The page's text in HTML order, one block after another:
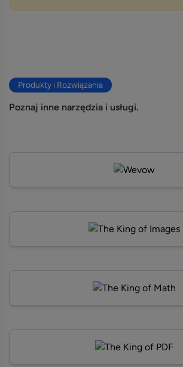
Produkty i Rozwiązania
Poznaj inne narzędzia i usługi.